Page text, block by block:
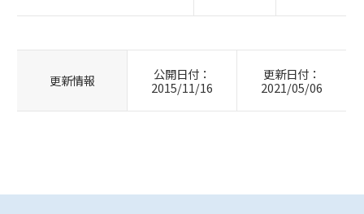
更新情報
公開日付：
2015/11/16
更新日付：
2021/05/06